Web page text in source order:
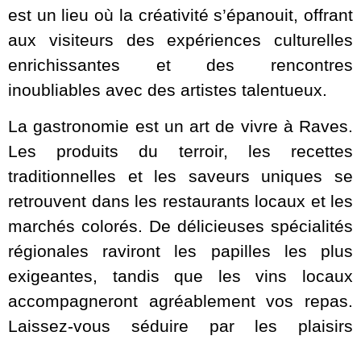
est un lieu où la créativité s’épanouit, offrant
aux visiteurs des expériences culturelles
enrichissantes et des rencontres
inoubliables avec des artistes talentueux.
La gastronomie est un art de vivre à Raves.
Les produits du terroir, les recettes
traditionnelles et les saveurs uniques se
retrouvent dans les restaurants locaux et les
marchés colorés. De délicieuses spécialités
régionales raviront les papilles les plus
exigeantes, tandis que les vins locaux
accompagneront agréablement vos repas.
Laissez-vous séduire par les plaisirs